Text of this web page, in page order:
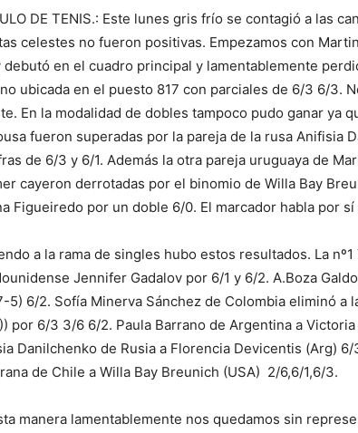
DE TENIS.: Este lunes gris frío se contagió a las
celestes no fueron positivas. Empezamos con
debutó en el cuadro principal y lamentablemente
ubicada en el puesto 817 con parciales de 6/3 6/3.
En la modalidad de dobles tampoco pudo ganar ya
fueron superadas por la pareja de la rusa Anifisia
de 6/3 y 6/1. Además la otra pareja uruguaya de
cayeron derrotadas por el binomio de Willa Bay
Figueiredo por un doble 6/0. El marcador habla por sí
a la rama de singles hubo estos resultados. La
Jennifer Gadalov por 6/1 y 6/2. A.Boza
5) 6/2. Sofía Minerva Sánchez de Colombia eliminó a
por 6/3 3/6 6/2. Paula Barrano de Argentina a
Danilchenko de Rusia a Florencia Devicentis (Arg)
de Chile a Willa Bay Breunich (USA) 2/6,6/1,6/3.
manera lamentablemente nos quedamos sin